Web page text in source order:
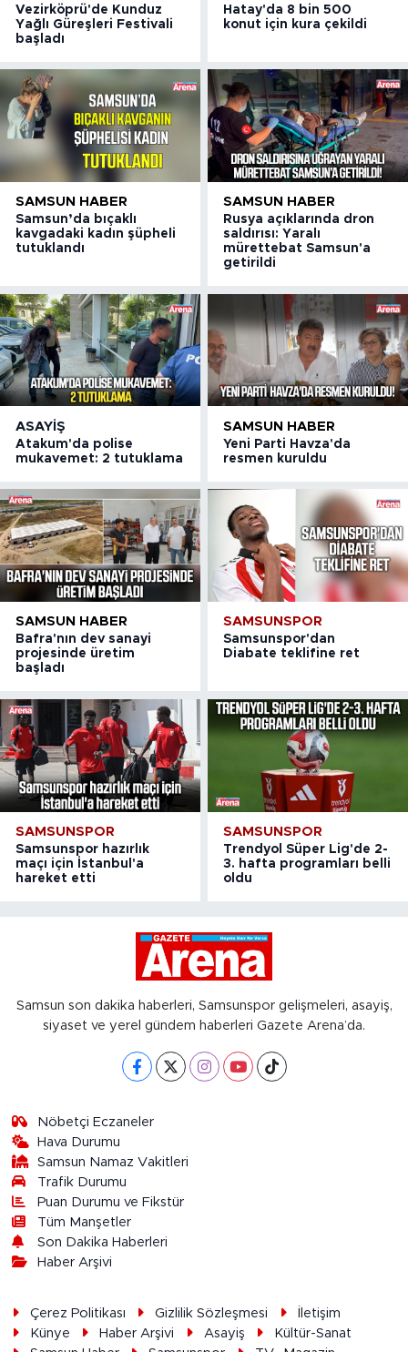
Vezirköprü'de Kunduz
Yağlı Güreşleri Festivali
başladı
Hatay'da 8 bin 500
konut için kura çekildi
SAMSUN HABER
Samsun’da bıçaklı
kavgadaki kadın şüpheli
tutuklandı
SAMSUN HABER
Rusya açıklarında dron
saldırısı: Yaralı
mürettebat Samsun'a
getirildi
ASAYIŞ
Atakum'da polise
mukavemet: 2 tutuklama
SAMSUN HABER
Yeni Parti Havza'da
resmen kuruldu
SAMSUN HABER
Bafra'nın dev sanayi
projesinde üretim
başladı
SAMSUNSPOR
Samsunspor'dan
Diabate teklifine ret
SAMSUNSPOR
Samsunspor hazırlık
maçı için İstanbul'a
hareket etti
SAMSUNSPOR
Trendyol Süper Lig'de 2-
3. hafta programları belli
oldu
Samsun son dakika haberleri, Samsunspor gelişmeleri, asayiş,
siyaset ve yerel gündem haberleri Gazete Arena’da.
Nöbetçi Eczaneler
Hava Durumu
Samsun Namaz Vakitleri
Trafik Durumu
Puan Durumu ve Fikstür
Tüm Manşetler
Son Dakika Haberleri
Haber Arşivi
Çerez Politikası Gizlilik Sözleşmesi
İletişim
Künye
Haber Arşivi Asayiş
Kültür-Sanat